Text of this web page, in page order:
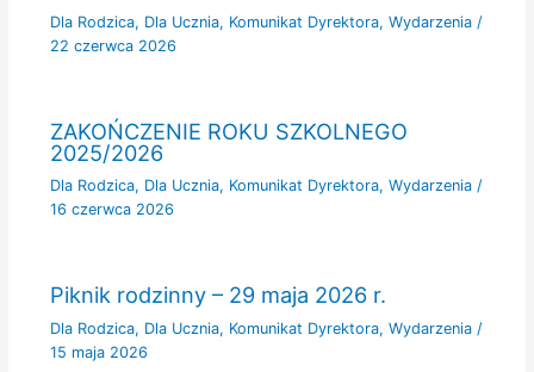
Dla Rodzica, Dla Ucznia, Komunikat Dyrektora, Wydarzenia/
22 czerwca 2026
ZAKOŃCZENIE ROKU SZKOLNEGO
2025/2026
Dla Rodzica, Dla Ucznia, Komunikat Dyrektora, Wydarzenia/
16 czerwca 2026
Piknik rodzinny – 29 maja 2026 r.
Dla Rodzica, Dla Ucznia, Komunikat Dyrektora, Wydarzenia/
15 maja 2026